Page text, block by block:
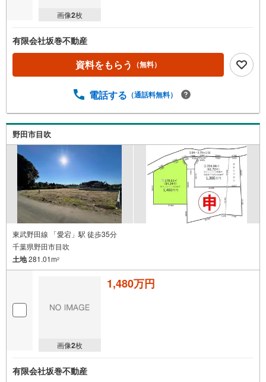
画像2枚
有限会社坂巻不動産
資料をもらう （無料）
電話する （通話料無料）
野田市目吹
東武野田線 「愛宕」駅 徒歩35分
千葉県野田市目吹
土地281.01m2
画像2枚
1,480万円
有限会社坂巻不動産